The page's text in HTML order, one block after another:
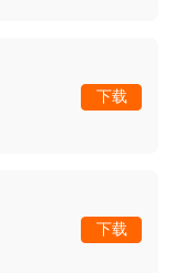
下载
下载